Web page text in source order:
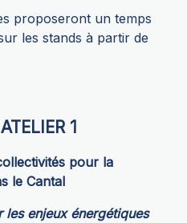
proposeront un temps
les stands à partir de
1
pour la
le Cantal
les enjeux énergétiques